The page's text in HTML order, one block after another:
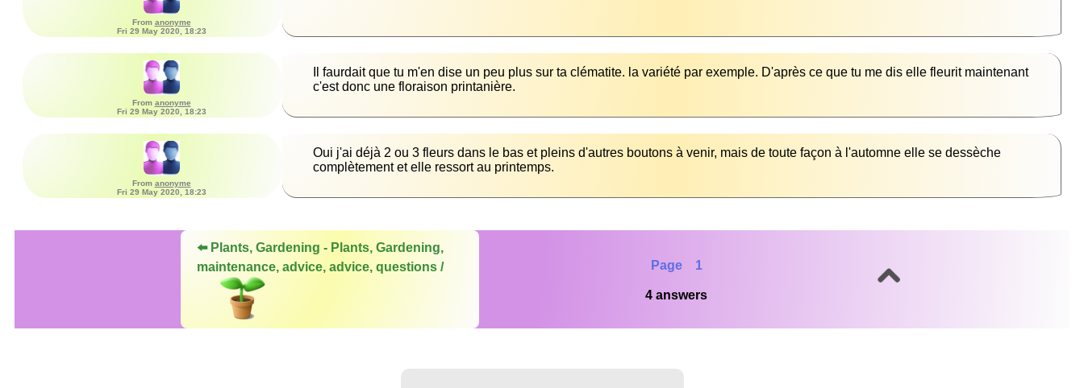
From anonyme
Fri 29 May 2020, 18:23
From anonyme
Fri 29 May 2020, 18:23
Il faurdait que tu m'en dise un peu plus sur ta clématite. la variété par exemple. D'après ce que tu me dis elle fleurit maintenant
c'est donc une floraison printanière.
From anonyme
Fri 29 May 2020, 18:23
Oui j'ai déjà 2 ou 3 fleurs dans le bas et pleins d'autres boutons à venir, mais de toute façon à l'automne elle se dessèche
complètement et elle ressort au printemps.
⬅️ Plants, Gardening - Plants, Gardening,
maintenance, advice, advice, questions /
Page 1
4 answers